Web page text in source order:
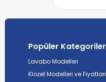
Popüler Kategoriler
Lavabo Modelleri
Klozet Modelleri ve Fiyatları